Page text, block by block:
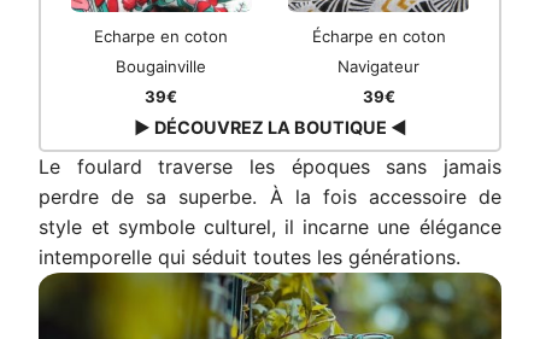
Echarpe en coton
Bougainville
39€
Écharpe en coton
Navigateur
39€
▶ DÉCOUVREZ LA BOUTIQUE ◀
Le foulard traverse les époques sans jamais
perdre de sa superbe. À la fois accessoire de
style et symbole culturel, il incarne une élégance
intemporelle qui séduit toutes les générations.